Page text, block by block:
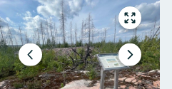
Gå
til
fullskjerm
Forrige
lysbilde
Neste
slide